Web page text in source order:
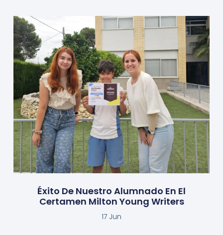
Éxito De Nuestro Alumnado En El
Certamen Milton Young Writers
17 Jun